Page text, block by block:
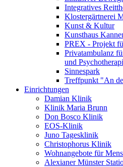
Integratives
Klostergärtnerei
Kunst & Kultur
Kunsthaus
PREX - Projekt
Privatambulanz
und
Sinnespark
Treffpunkt "An
Einrichtungen
Damian Klinik
Klinik Maria Brunn
Don Bosco Klinik
EOS-Klinik
Juno Tagesklinik
Christophorus Klinik
Wohnangebote für
Alexianer Münster